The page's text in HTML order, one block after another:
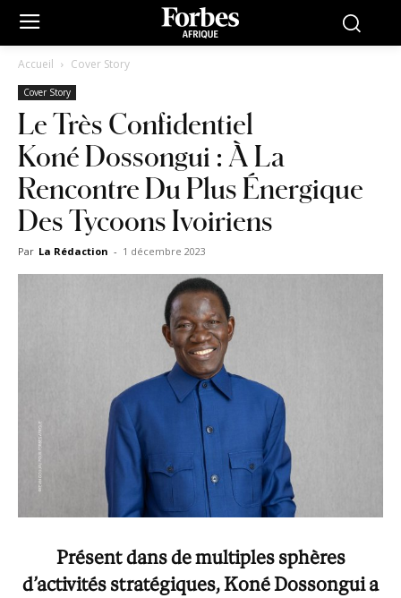
Accueil Cover Story
Cover Story
Le Très Confidentiel
Koné Dossongui : À La
Rencontre Du Plus Énergique
Des Tycoons Ivoiriens
Par La Rédaction - 1 décembre 2023
Présent dans de multiples sphères
d’activités stratégiques, Koné Dossongui a